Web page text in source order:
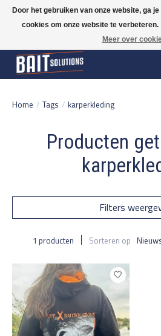
Gratis verzending vanaf 50 euro binnen NL | Op
verzonden | België vanaf 70 euro gratis verzonden
Home / Tags / karperkleding
Producten
Filters
1 producten Sorteren op
Door het gebruiken van onze website, ga
cookies om onze website te verbeteren.
Meer over